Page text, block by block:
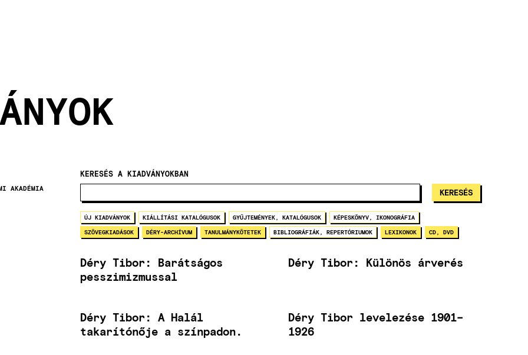
AKADÉMIA
KERESÉS A KIADVÁNYOKBAN
ÚJ KIADVÁNYOK KIÁLLÍTÁSI KATALÓGUSOK GYŰJTEMÉNYEK, KATALÓGUSOK KÉPESKÖNYV, IKONOGRÁFIA
SZÖVEGKIADÁSOK DÉRY-ARCHÍVUM TANULMÁNYKÖTETEK BIBLIOGRÁFIÁK, REPERTÓRIUMOK LEXIKONOK CD, DVD
Déry Tibor: Barátságos
pesszimizmussal
Déry Tibor: Különös árverés
Déry Tibor: A Halál
takarítónője a színpadon.
Déry Tibor levelezése 1901–
1926